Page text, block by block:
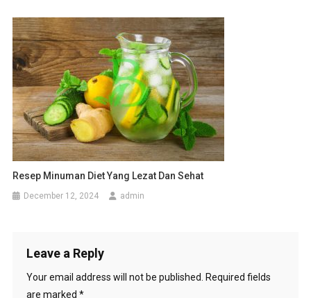
Resep Minuman Diet Yang Lezat Dan Sehat
December 12, 2024 admin
Leave a Reply
Your email address will not be published.
Required fields
are marked *